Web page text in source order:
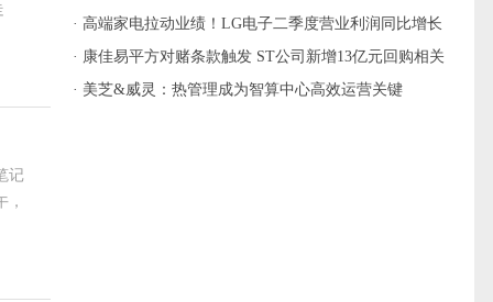
记
· 高端家电拉动业绩！LG电子二季度营业利润同比增长
近一倍半
· 康佳易平方对赌条款触发 ST公司新增13亿元回购相关
负债
· 美芝&威灵：热管理成为智算中心高效运营关键